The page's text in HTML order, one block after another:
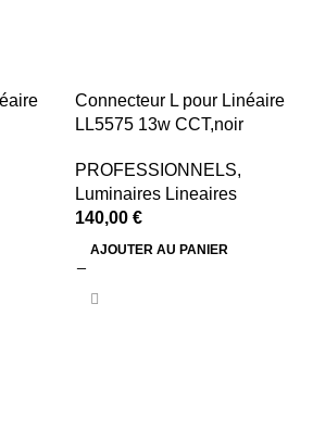
Connecteur L pour Linéaire
LL5575 13w CCT,noir
PROFESSIONNELS,
Luminaires Lineaires
140,00 €
AJOUTER AU PANIER